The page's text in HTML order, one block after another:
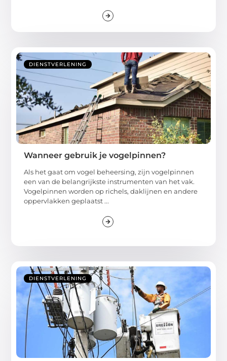
DIENSTVERLENING
Wanneer gebruik je vogelpinnen?
Als het gaat om vogel beheersing, zijn vogelpinnen
een van de belangrijkste instrumenten van het vak.
Vogelpinnen worden op richels, daklijnen en andere
oppervlakken geplaatst ...
DIENSTVERLENING